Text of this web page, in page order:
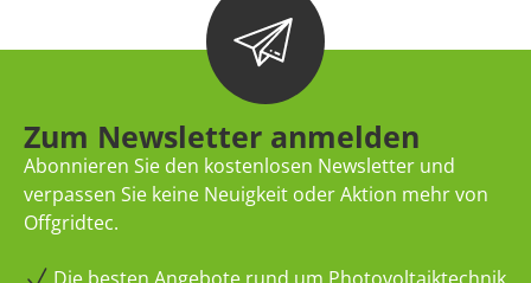
Zum Newsletter anmelden
Abonnieren Sie den kostenlosen Newsletter und
verpassen Sie keine Neuigkeit oder Aktion mehr von
Offgridtec.